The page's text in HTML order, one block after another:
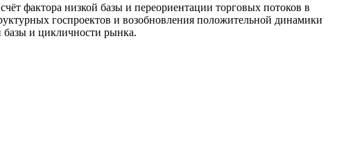
фактора низкой базы и переориентации торговых потоков в
госпроектов и возобновления положительной динамики
базы и цикличности рынка.